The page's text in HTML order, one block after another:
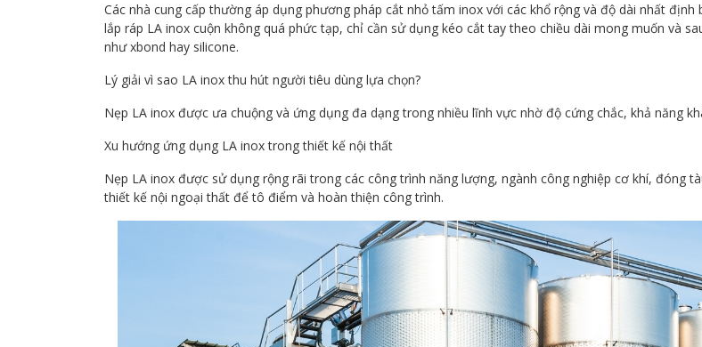
Các nhà cung cấp thường áp dụng phương pháp cắt nhỏ tấm inox với các khổ rộng và độ dài nhất
lắp ráp LA inox cuộn không quá phức tạp, chỉ cần sử dụng kéo cắt tay theo chiều dài mong muốn và
như xbond hay silicone.
Lý giải vì sao LA inox thu hút người tiêu dùng lựa chọn?
Nẹp LA inox được ưa chuộng và ứng dụng đa dạng trong nhiều lĩnh vực nhờ độ cứng chắc, khả năng
Xu hướng ứng dụng LA inox trong thiết kế nội thất
Nẹp LA inox được sử dụng rộng rãi trong các công trình năng lượng, ngành công nghiệp cơ khí, đóng
thiết kế nội ngoại thất để tô điểm và hoàn thiện công trình.